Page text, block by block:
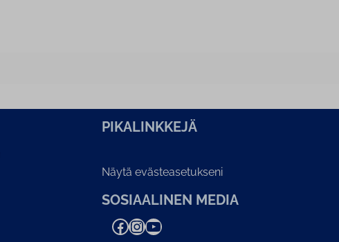
PI­KA­LINK­KE­JÄ
Näytä evästeasetukseni
SOSIAALINEN MEDIA
Facebook InstagramYouTube